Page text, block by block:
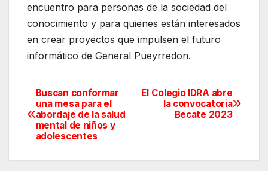
encuentro para personas de la sociedad del
conocimiento y para quienes están interesados
en crear proyectos que impulsen el futuro
informático de General Pueyrredon.
Navegación
de
El Colegio IDRA abre
la convocatoria
Becate 2023
Buscan conformar
una mesa para el
abordaje de la salud
mental de niños y
adolescentes